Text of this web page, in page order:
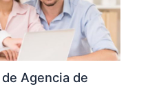
Agencia de